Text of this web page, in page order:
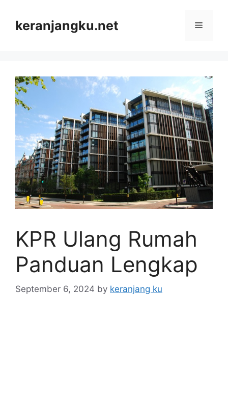
contentkeranjangku.net Menu
KPR Ulang Rumah
Panduan Lengkap
September 6, 2024 by keranjang ku